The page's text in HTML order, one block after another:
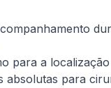
para a
absolutas para